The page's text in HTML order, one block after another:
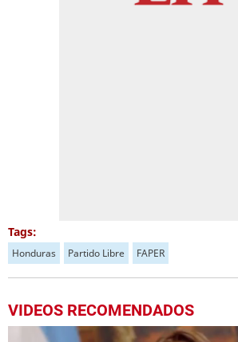
Tags:
Honduras Partido Libre FAPER
VIDEOS RECOMENDADOS